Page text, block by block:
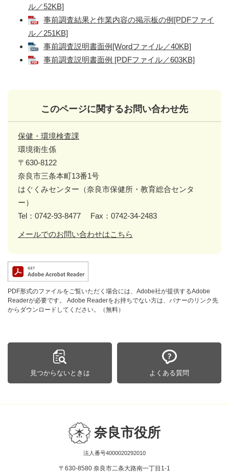
ル／52KB]
事前調査結果と作業内容の掲示板の例[PDFファイ
ル／251KB]
事前調査説明書面例[Wordファイル／40KB]
事前調査説明書面例 [PDFファイル／603KB]
このページに関するお問い合わせ先
保健・環境検査課
環境衛生係
〒630-8122
奈良市三条本町13番1号
はぐくみセンター（奈良市保健所・教育総合センタ
ー）
Tel：0742-93-8477
Fax：0742-34-2483
メールでのお問い合わせはこちら
PDF形式のファイルをご覧いただく場合には、Adobe社が提供するAdobe
Readerが必要です。
Adobe Readerをお持ちでない方は、バナーのリンク先
からダウンロードしてください。（無料）
見つからないときは よくある質問
奈良市役所
法人番号4000020292010
〒630-8580 奈良市二条大路南一丁目1-1